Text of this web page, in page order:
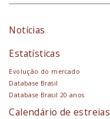
Notícias
Estatísticas
Evolução do mercado
Database Brasil
Database Brasil 20 anos
Calendário de estreias